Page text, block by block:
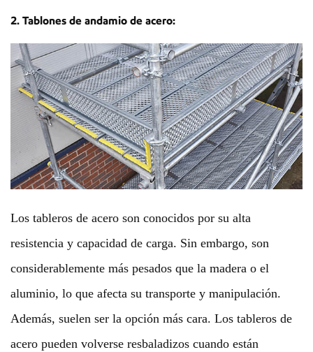
2. Tablones de andamio de acero:
Los tableros de acero son conocidos por su alta
resistencia y capacidad de carga. Sin embargo, son
considerablemente más pesados ​​que la madera o el
aluminio, lo que afecta su transporte y manipulación.
Además, suelen ser la opción más cara. Los tableros de
acero pueden volverse resbaladizos cuando están